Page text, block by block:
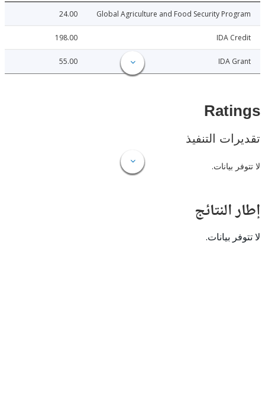
Global Agriculture and Food Security
24.00
IDA
IDA
التنفيذ
بيانات.
بيانات.